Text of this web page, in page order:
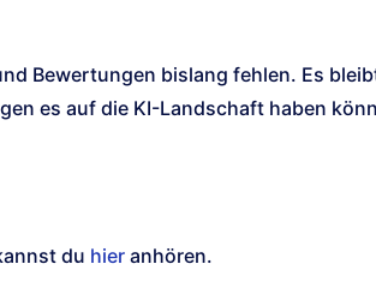
Bewertungen bislang fehlen. Es
es auf die KI-Landschaft haben
du hier anhören.